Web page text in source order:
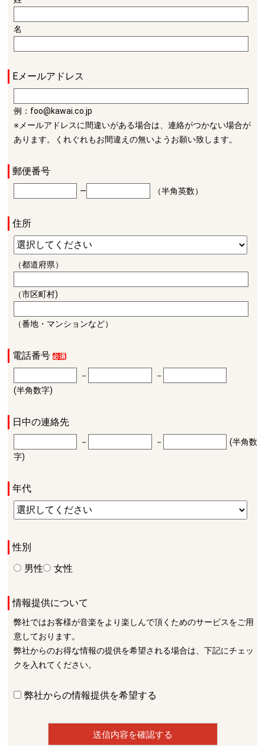
名
Eメールアドレス
例：foo@kawai.co.jp
※メールアドレスに間違いがある場合は、連絡がつかない場合が
あります。くれぐれもお間違えの無いようお願い致します。
郵便番号
― （半角英数）
住所
（都道府県）
（市区町村)
（番地・マンションなど）
電話番号
－
－
(半角数字)
日中の連絡先
－ －
(半角数
字)
年代
性別
男性
女性
情報提供について
弊社ではお客様が音楽をより楽しんで頂くためのサービスをご用
意しております。
弊社からのお得な情報の提供を希望される場合は、下記にチェッ
クを入れてください。
弊社からの情報提供を希望する